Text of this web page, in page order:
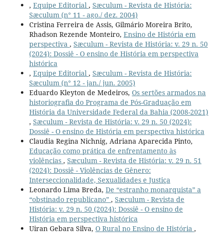
, Equipe Editorial , Sæculum - Revista de História:
Sæculum (n° 11 - ago./ dez. 2004)
Cristina Ferreira de Assis, Gilmário Moreira Brito,
Rhadson Rezende Monteiro, Ensino de História em
perspectiva , Sæculum - Revista de História: v. 29 n. 50
(2024): Dossiê - O ensino de História em perspectiva
histórica
, Equipe Editorial , Sæculum - Revista de História:
Sæculum (n° 12 - jan./ jun. 2005)
Eduardo Kleyton de Medeiros, Os sertões armados na
historiografia do Programa de Pós-Graduação em
História da Universidade Federal da Bahia (2008-2021)
, Sæculum - Revista de História: v. 29 n. 50 (2024):
Dossiê - O ensino de História em perspectiva histórica
Claudia Regina Nichnig, Adriana Aparecida Pinto,
Educação como prática de enfrentamento às
violências , Sæculum - Revista de História: v. 29 n. 51
(2024): Dossiê - Violências de Gênero:
Interseccionalidade, Sexualidades e Justiça
Leonardo Lima Breda, De “estranho monarquista” a
“obstinado republicano” , Sæculum - Revista de
História: v. 29 n. 50 (2024): Dossiê - O ensino de
História em perspectiva histórica
Uiran Gebara Silva, O Rural no Ensino de História ,